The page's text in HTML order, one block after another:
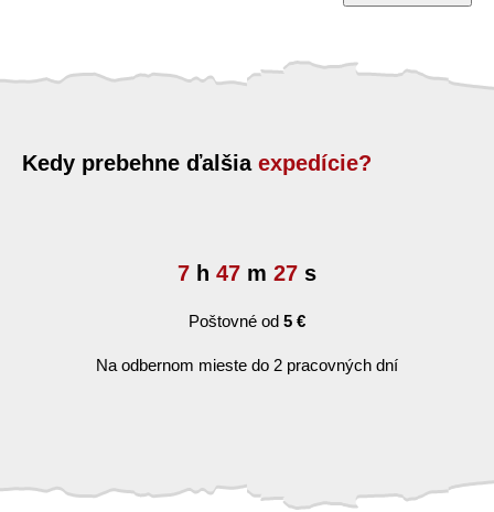
Kedy prebehne ďalšia expedície?
7 h 47 m 26 s
Poštovné od 5 €
Na odbernom mieste do 2 pracovných dní